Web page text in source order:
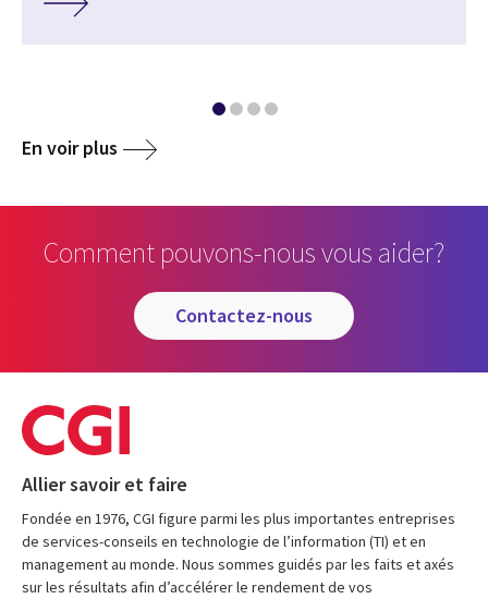
En voir plus
Comment pouvons-nous vous aider?
contactez-nous
Allier savoir et faire
Fondée en 1976, CGI figure parmi les plus importantes entreprises
de services-conseils en technologie de l’information (TI) et en
management au monde. Nous sommes guidés par les faits et axés
sur les résultats afin d’accélérer le rendement de vos